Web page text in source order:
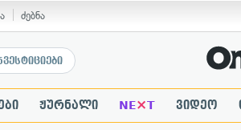
ძებნა
ჟურნალი NE×T ვიდეო